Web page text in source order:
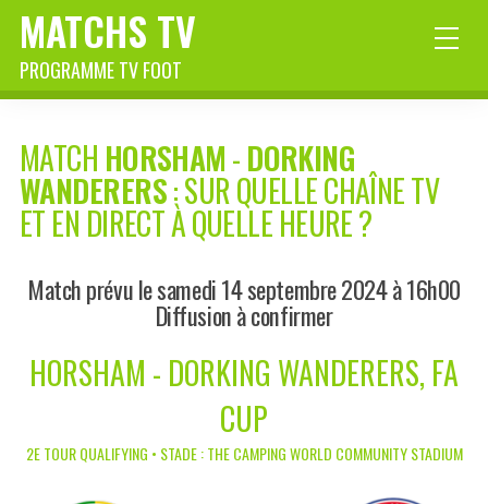
MATCHS TV
PROGRAMME TV FOOT
MATCH HORSHAM-DORKING
WANDERERS: SUR QUELLE CHAÎNE TV
ET EN DIRECT À QUELLE HEURE ?
Match prévu le samedi 14 septembre 2024 à 16h00
Diffusion à confirmer
HORSHAM - DORKING WANDERERS, FA
CUP
2E TOUR QUALIFYING • STADE : THE CAMPING WORLD COMMUNITY STADIUM